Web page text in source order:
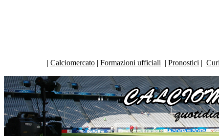
| Calciomercato | Formazioni ufficiali | Pronostici |